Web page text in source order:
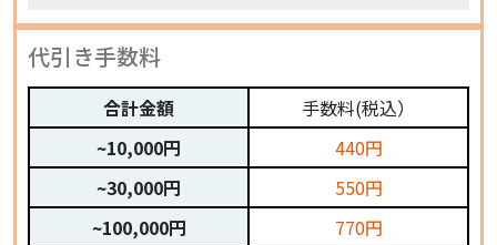
代引き手数料
合計金額
~10,000円
~30,000円
~100,000円
手数料(税込）
440円
550円
770円